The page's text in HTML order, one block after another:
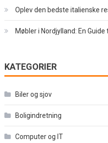
Oplev den bedste italienske
Møbler i Nordjylland: En
KATEGORIER
Biler og sjov
Boligindretning
Computer og IT